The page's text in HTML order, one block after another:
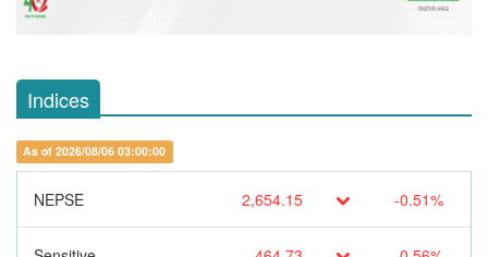
Indices
As of 2026/08/06 03:00:00
NEPSE 2,654.15 -0.51%